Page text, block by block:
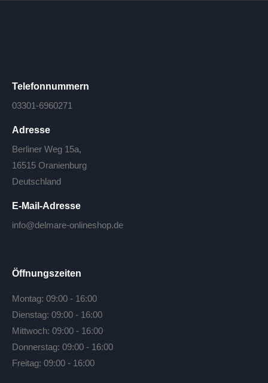
Telefonnummern
03301-6960271
Adresse
Berliner Weg 15a,
16515 Oranienburg
Deutschland
E-Mail-Adresse
info@delmare-onlineshop.de
Öffnungszeiten
Montag: 09:00 - 16:00
Dienstag: 09:00 - 16:00
Mittwoch: 09:00 - 16:00
Donnerstag: 09:00 - 16:00
Freitag: 09:00 - 16:00